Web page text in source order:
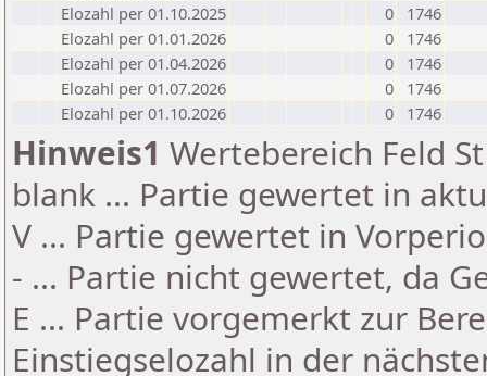
Elozahl per 01.10.2025
0
1746
Elozahl per 01.01.2026
0
1746
Elozahl per 01.04.2026
0
1746
Elozahl per 01.07.2026
0
1746
Elozahl per 01.10.2026
0 1746
Hinweis1 Wertebereich Feld
blank ... Partie gewertet in
V ... Partie gewertet in
- ... Partie nicht gewertet, da
E ... Partie vorgemerkt zur
Einstiegselozahl in der